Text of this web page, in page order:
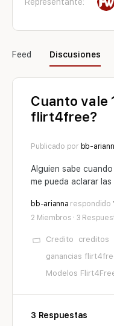
Feed Discusiones
Cuanto vale
flirt4free?
Publicado por bb-
Alguien sabe
me pueda aclarar las
bb-arianna respondido
2 Miembros · 3
Credito creditos
ganancias
Modelos
3 Respuestas